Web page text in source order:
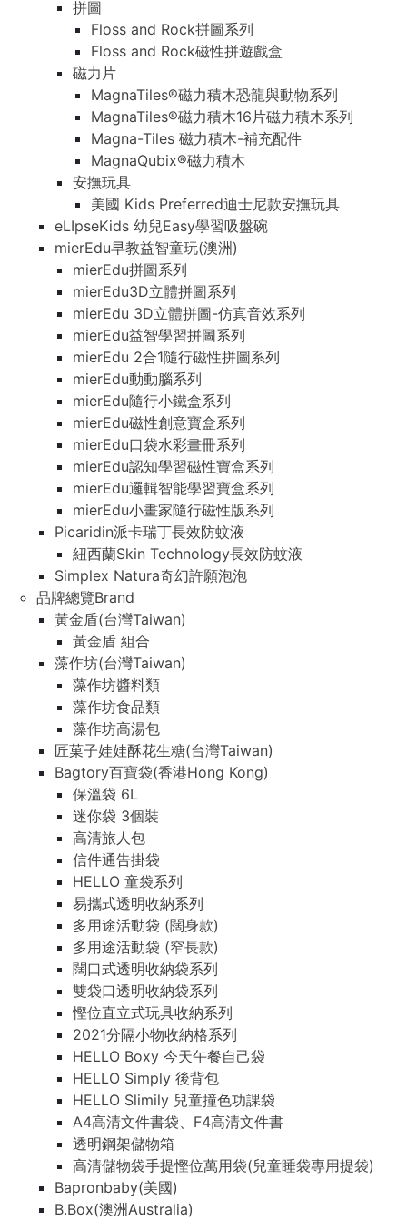
拼圖
Floss and Rock拼圖系列
Floss and Rock磁性拼遊戲盒
磁力片
MagnaTiles®磁力積木恐龍與動物系列
MagnaTiles®磁力積木16片磁力積木系列
Magna-Tiles 磁力積木-補充配件
MagnaQubix®磁力積木
安撫玩具
美國 Kids Preferred迪士尼款安撫玩具
eLIpseKids 幼兒Easy學習吸盤碗
mierEdu早教益智童玩(澳洲)
mierEdu拼圖系列
mierEdu3D立體拼圖系列
mierEdu 3D立體拼圖-仿真音效系列
mierEdu益智學習拼圖系列
mierEdu 2合1隨行磁性拼圖系列
mierEdu動動腦系列
mierEdu隨行小鐵盒系列
mierEdu磁性創意寶盒系列
mierEdu口袋水彩畫冊系列
mierEdu認知學習磁性寶盒系列
mierEdu邏輯智能學習寶盒系列
mierEdu小畫家隨行磁性版系列
Picaridin派卡瑞丁長效防蚊液
紐西蘭Skin Technology長效防蚊液
Simplex Natura奇幻許願泡泡
品牌總覽Brand
黃金盾(台灣Taiwan)
黃金盾 組合
藻作坊(台灣Taiwan)
藻作坊醬料類
藻作坊食品類
藻作坊高湯包
匠菓子娃娃酥花生糖(台灣Taiwan)
Bagtory百寶袋(香港Hong Kong)
保溫袋 6L
迷你袋 3個裝
高清旅人包
信件通告掛袋
HELLO 童袋系列
易攜式透明收納系列
多用途活動袋 (闊身款)
多用途活動袋 (窄長款)
闊口式透明收納袋系列
雙袋口透明收納袋系列
慳位直立式玩具收納系列
2021分隔小物收納格系列
HELLO Boxy 今天午餐自己袋
HELLO Simply 後背包
HELLO Slimily 兒童撞色功課袋
A4高清文件書袋、F4高清文件書
透明鋼架儲物箱
高清儲物袋手提慳位萬用袋(兒童睡袋專用提袋)
Bapronbaby(美國)
B.Box(澳洲Australia)